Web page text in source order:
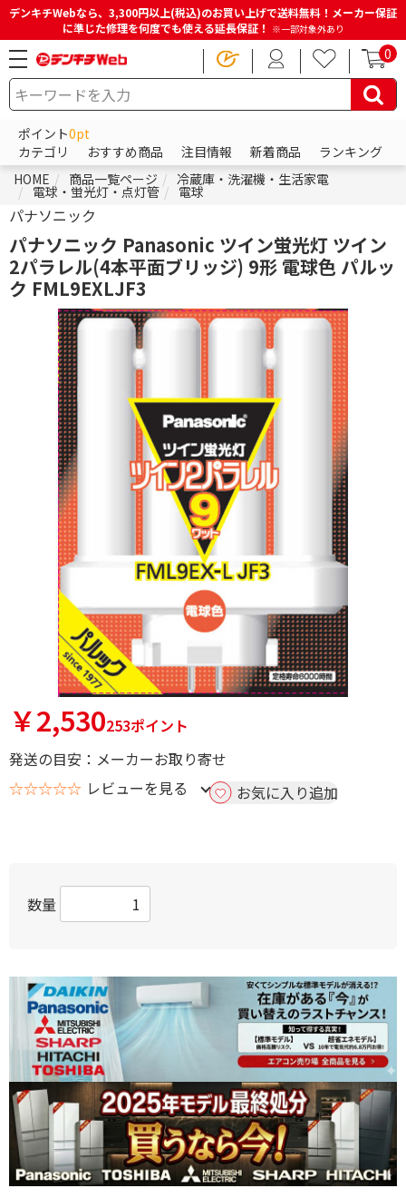
デンキチWebなら、3,300円以上(税込)のお買い上げで送料無料！メーカー保証
に準じた修理を何度でも使える延長保証！ ※一部対象外あり
0
ポイント0pt
カテゴリ
おすすめ商品 注目情報 新着商品
ランキング
HOME
商品一覧ページ 冷蔵庫・洗濯機・生活家電
電球・蛍光灯・点灯管 電球
パナソニック
パナソニック Panasonic ツイン蛍光灯 ツイン
2パラレル(4本平面ブリッジ) 9形 電球色 パルッ
ク FML9EXLJF3
￥2,530253ポイント
発送の目安：メーカーお取り寄せ
☆☆☆☆☆ レビューを見る お気に入り追加
数量